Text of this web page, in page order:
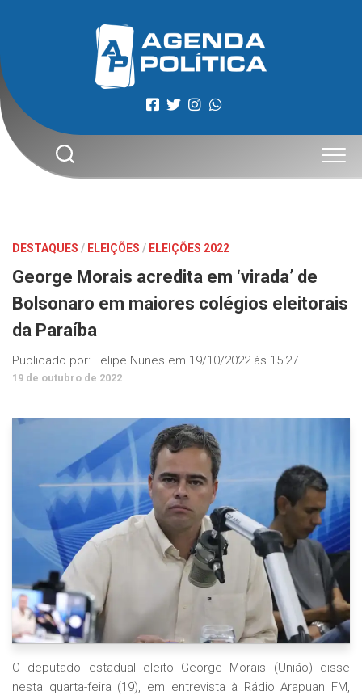
DESTAQUES / ELEIÇÕES / ELEIÇÕES 2022
George Morais acredita em ‘virada’ de
Bolsonaro em maiores colégios eleitorais
da Paraíba
Publicado por: Felipe Nunes em 19/10/2022 às 15:27
19 de outubro de 2022
O deputado estadual eleito George Morais (União) disse
nesta quarta-feira (19), em entrevista à Rádio Arapuan FM,